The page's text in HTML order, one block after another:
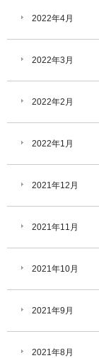
2022年4月
2022年3月
2022年2月
2022年1月
2021年12月
2021年11月
2021年10月
2021年9月
2021年8月